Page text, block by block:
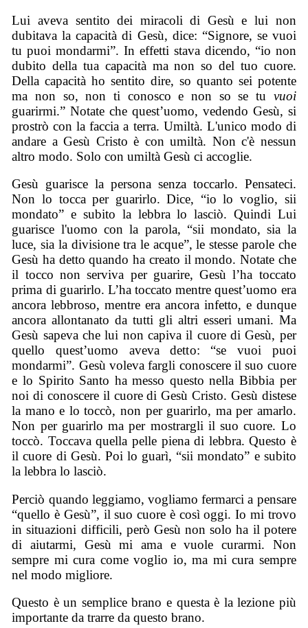
Lui aveva sentito dei miracoli di Gesù e lui non
dubitava la capacità di Gesù, dice: “Signore, se vuoi
tu puoi mondarmi”. In effetti stava dicendo, “io non
dubito della tua capacità ma non so del tuo cuore.
Della capacità ho sentito dire, so quanto sei potente
ma non so, non ti conosco e non so se tu vuoi
guarirmi.” Notate che quest’uomo, vedendo Gesù, si
prostrò con la faccia a terra. Umiltà. L'unico modo di
andare a Gesù Cristo è con umiltà. Non c'è nessun
altro modo. Solo con umiltà Gesù ci accoglie.
Gesù guarisce la persona senza toccarlo. Pensateci.
Non lo tocca per guarirlo. Dice, “io lo voglio, sii
mondato” e subito la lebbra lo lasciò. Quindi Lui
guarisce l'uomo con la parola, “sii mondato, sia la
luce, sia la divisione tra le acque”, le stesse parole che
Gesù ha detto quando ha creato il mondo. Notate che
il tocco non serviva per guarire, Gesù l’ha toccato
prima di guarirlo. L’ha toccato mentre quest’uomo era
ancora lebbroso, mentre era ancora infetto, e dunque
ancora allontanato da tutti gli altri esseri umani. Ma
Gesù sapeva che lui non capiva il cuore di Gesù, per
quello quest’uomo aveva detto: “se vuoi puoi
mondarmi”. Gesù voleva fargli conoscere il suo cuore
e lo Spirito Santo ha messo questo nella Bibbia per
noi di conoscere il cuore di Gesù Cristo. Gesù distese
la mano e lo toccò, non per guarirlo, ma per amarlo.
Non per guarirlo ma per mostrargli il suo cuore. Lo
toccò. Toccava quella pelle piena di lebbra. Questo è
il cuore di Gesù. Poi lo guarì, “sii mondato” e subito
la lebbra lo lasciò.
Perciò quando leggiamo, vogliamo fermarci a pensare
“quello è Gesù”, il suo cuore è così oggi. Io mi trovo
in situazioni difficili, però Gesù non solo ha il potere
di aiutarmi, Gesù mi ama e vuole curarmi. Non
sempre mi cura come voglio io, ma mi cura sempre
nel modo migliore.
Questo è un semplice brano e questa è la lezione più
importante da trarre da questo brano.